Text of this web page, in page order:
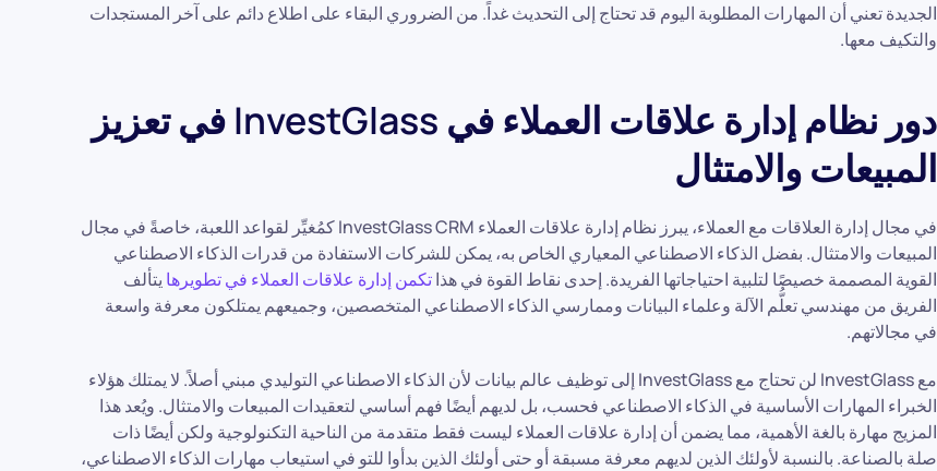
الجديدة تعني أن المهارات المطلوبة اليوم قد تحتاج إلى التحديث غداً. من الضروري البقاء على اطلاع دائم على آخر المستجدات
والتكيف معها.
دور نظام إدارة علاقات العملاء في InvestGlass في تعزيز
المبيعات والامتثال
في مجال إدارة العلاقات مع العملاء، يبرز نظام إدارة علاقات العملاء InvestGlass CRM كمُغيِّر لقواعد اللعبة، خاصةً في مجال
المبيعات والامتثال. بفضل الذكاء الاصطناعي المعياري الخاص به، يمكن للشركات الاستفادة من قدرات الذكاء الاصطناعي
القوية المصممة خصيصًا لتلبية احتياجاتها الفريدة. إحدى نقاط القوة في هذاتكمن إدارة علاقات العملاء في تطويرها يتألف
الفريق من مهندسي تعلُّم الآلة وعلماء البيانات وممارسي الذكاء الاصطناعي المتخصصين، وجميعهم يمتلكون معرفة واسعة
في مجالاتهم.
مع InvestGlass لن تحتاج مع InvestGlass إلى توظيف عالم بيانات لأن الذكاء الاصطناعي التوليدي مبني أصلاً. لا يمتلك هؤلاء
الخبراء المهارات الأساسية في الذكاء الاصطناعي فحسب، بل لديهم أيضًا فهم أساسي لتعقيدات المبيعات والامتثال. ويُعد هذا
المزيج مهارة بالغة الأهمية، مما يضمن أن إدارة علاقات العملاء ليست فقط متقدمة من الناحية التكنولوجية ولكن أيضًا ذات
صلة بالصناعة. بالنسبة لأولئك الذين لديهم معرفة مسبقة أو حتى أولئك الذين بدأوا للتو في استيعاب مهارات الذكاء الاصطناعي،